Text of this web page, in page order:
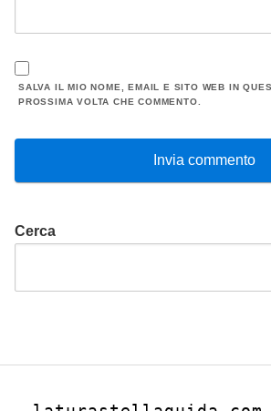
SALVA IL MIO NOME, EMAIL E SITO WEB IN
PROSSIMA VOLTA CHE COMMENTO.
Cerca